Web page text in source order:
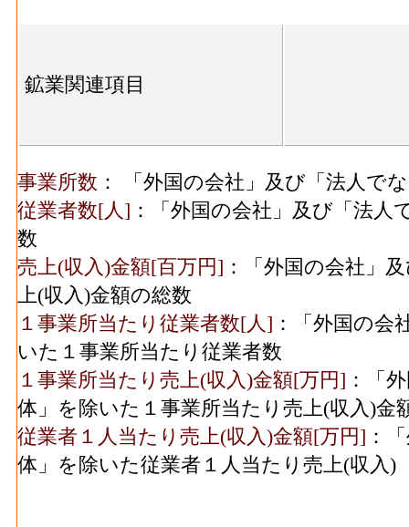
飲料煙草飼料･製造品出荷額等[百万円
飲料煙草飼料･粗付加価値額[百万円](2016)
飲料煙草飼料･有形固定資産年末現在高[百
こ・飼料製造業総合 の従業者10人以上事
年末現在高
繊維･事業所数(2016)
造所あるいは加工所の数
繊維･従業者数[人](2016)
業者、常用労働者の数
繊維･現金給与総額[百万円](2016)
者の人件費及び派遣受入者に係る人材派
繊維･原材料、燃料、電力使用等額[百万円
料費と電力も含む年間原材料使用額
繊維･製造品出荷額等[百万円](2016)：繊維
鉱業関連項目
事業所数 ： 「外国の会社」及び「法人で
従業者数[人] ：「外国の会社」及び「法
数
売上(収入)金額[百万円] ：「外国の会社」
上(収入)金額の総数
１事業所当たり従業者数[人] ：「外国の会
いた１事業所当たり従業者数
１事業所当たり売上(収入)金額[万円] ：「
体」を除いた１事業所当たり売上(収入)金
従業者１人当たり売上(収入)金額[万円] ：
体」を除いた従業者１人当たり売上(収入)